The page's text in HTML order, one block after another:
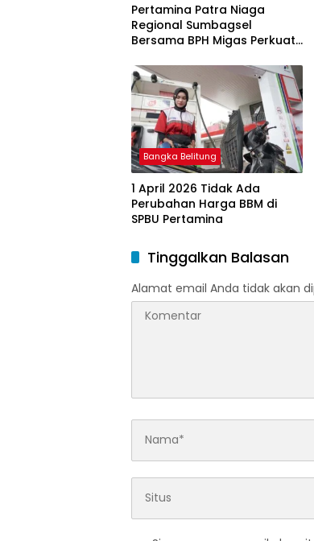
Pertamina Patra Niaga
Regional Sumbagsel
Bersama BPH Migas Perkuat
BBM Subsidi bagi Nelayan
melalui Aplikasi XSTAR
Bangka Belitung
1 April 2026 Tidak Ada
Perubahan Harga BBM di
SPBU Pertamina
Tinggalkan Balasan
Alamat email Anda tidak akan